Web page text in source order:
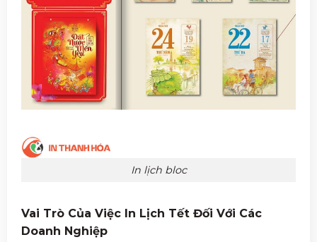
In lịch bloc
Vai Trò Của Việc In Lịch Tết Đối Với Các
Doanh Nghiệp